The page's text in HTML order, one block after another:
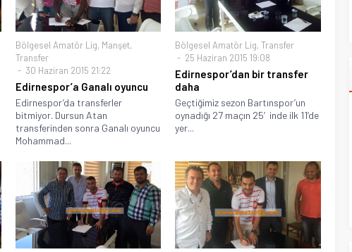
Bölgesel Amatör Lig, Manşet,
Transfer
30 Haziran 2015 21:22
Edirnespor’a Ganalı oyuncu
Edirnespor’da transferler
bitmiyor. Dursun Atan
transferinden sonra Ganalı oyuncu
Mohammad...
Bölgesel Amatör Lig,Transfer
25 Haziran 2015 19:08
Edirnespor’dan bir transfer
daha
Geçtiğimiz sezon Bartınspor’un
oynadığı 27 maçın 25′inde ilk 11’de
yer...